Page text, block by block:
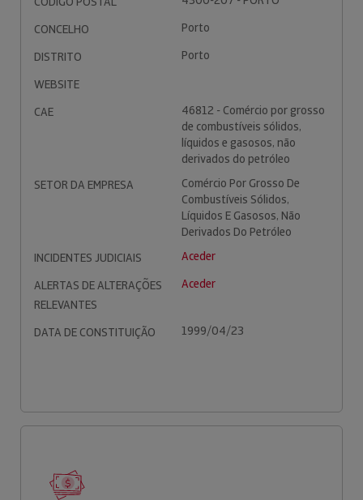
CONCELHO
Porto
DISTRITO
Porto
WEBSITE
CAE
46812 - Comércio por grosso
de combustíveis sólidos,
líquidos e gasosos, não
derivados do petróleo
SETOR DA EMPRESA
Comércio Por Grosso De
Combustíveis Sólidos,
Líquidos E Gasosos, Não
Derivados Do Petróleo
INCIDENTES JUDICIAIS
Aceder
ALERTAS DE ALTERAÇÕES
RELEVANTES
Aceder
DATA DE CONSTITUIÇÃO 1999/04/23